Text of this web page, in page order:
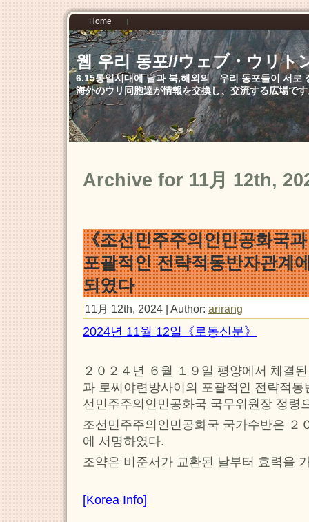
Home
웹 우리 동포//ウェブ・ウリト
6.15통일시대에 남과 북,해외의 우리 동포들이 서로
海外のウリ同胞達が情報を交換し、交流する広場で
Archive for 11月 12th,
《조선민주주의인민공화국
포괄적인 전략적동반자관계
되였다
11月 12th, 2024 | Author: arirang
2024년 11월 12일《로동신문》
２０２４년 ６월 １９일 평양에서 체결
과 로씨야련방사이의 포괄적인 전략적
선민주주의인민공화국 국무위원장 정령
조선민주주의인민공화국 국가수반은 ２
에 서명하였다.
조약은 비준서가 교환된 날부터 효력을
[Korea Info]